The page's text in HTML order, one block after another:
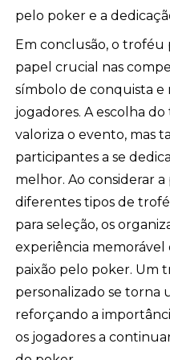
pelo poker e a
Em conclusão, o
papel crucial nas
símbolo de conquista e
jogadores. A escolha
valoriza o evento, mas
participantes a se
melhor. Ao considerar a
diferentes tipos de
para seleção, os
experiência
paixão pelo poker. Um
personalizado se torna
reforçando a
os jogadores a